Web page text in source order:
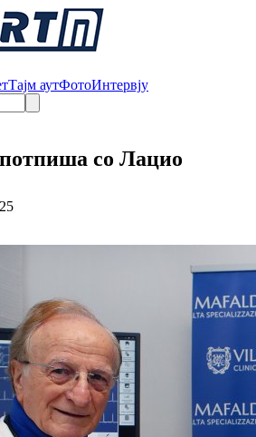
Тајм аутФотоИнтервју
со Лацио